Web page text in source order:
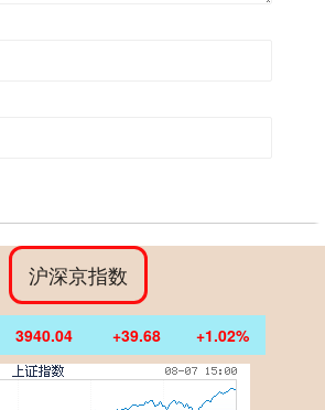
沪深京指数
3940.04 +39.68 +1.02%